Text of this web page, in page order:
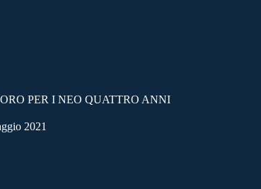
PER I NEO QUATTRO ANNI
2021